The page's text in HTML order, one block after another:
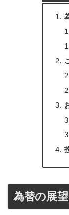
為替の展望